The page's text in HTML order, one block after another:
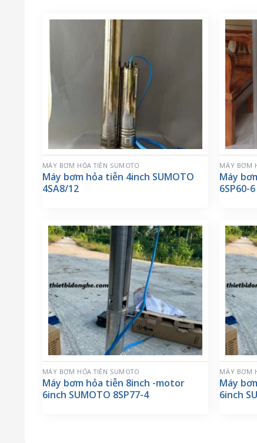
MÁY BƠM HỎA TIỄN SUMOTO
Máy bơm hỏa tiễn 4inch SUMOTO
4SA8/12
MÁY BƠM
Máy
6SP60-6
MÁY BƠM HỎA TIỄN SUMOTO
Máy bơm hỏa tiễn 8inch -motor
6inch SUMOTO 8SP77-4
MÁY BƠM
Máy
6inch